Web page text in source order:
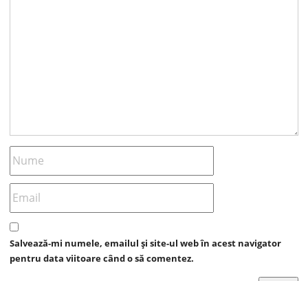
Salvează-mi numele, emailul și site-ul web în acest navigator
pentru data viitoare când o să comentez.